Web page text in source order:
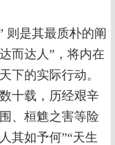
则是其最质朴的阐
而达人”，将内在
下的实际行动。
十载，历经艰辛
、桓魋之害等险
其如予何”“天生